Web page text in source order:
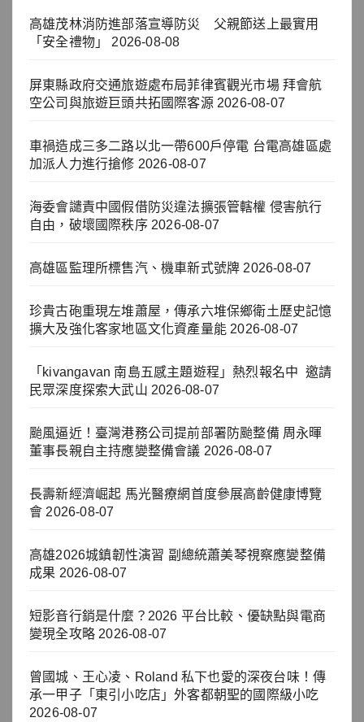
高雄茂林消防進部落宣導防災 父親節送上最實用
「安全禮物」
2026-08-08
屏東縣政府交通旅遊處布局菲律賓觀光市場 拜會航
空公司與旅遊巨頭共拓國際客源 2026-08-07
車禍造成三多二路以北一帶600戶停電 台電高雄區處
加派人力進行搶修 2026-08-07
海委會譴責中國假借防災違法擴張管轄權 侵害航行
自由，破壞國際秩序 2026-08-07
高雄區監理所標售汽、機車新式號牌 2026-08-07
珍貴古砲重現左堆蕭屋，傳承六堆保鄉衛土歷史記憶
擴大及強化客家地區文化資產量能 2026-08-07
「kivangavan 南島五感主題遊程」熱烈報名中 邀請
民眾深度探索大武山 2026-08-07
颱風逼近！臺灣港務公司提前部署防颱整備 周永暉
董事長親自主持應變整備會議 2026-08-07
長壽新經濟崛起 馬光醫療網首度參展高齡健康博覽
會 2026-08-07
高雄2026城鎮韌性演習 副總統蕭美琴視察應變整備
成果 2026-08-07
短影音行銷是什麼？2026 平台比較、優缺點與電商
變現全攻略 2026-08-07
曾國城、王心凌、Roland 私下也愛的深夜台味！傳
承一甲子「東引小吃店」外客都朝聖的國際級小吃
2026-08-07